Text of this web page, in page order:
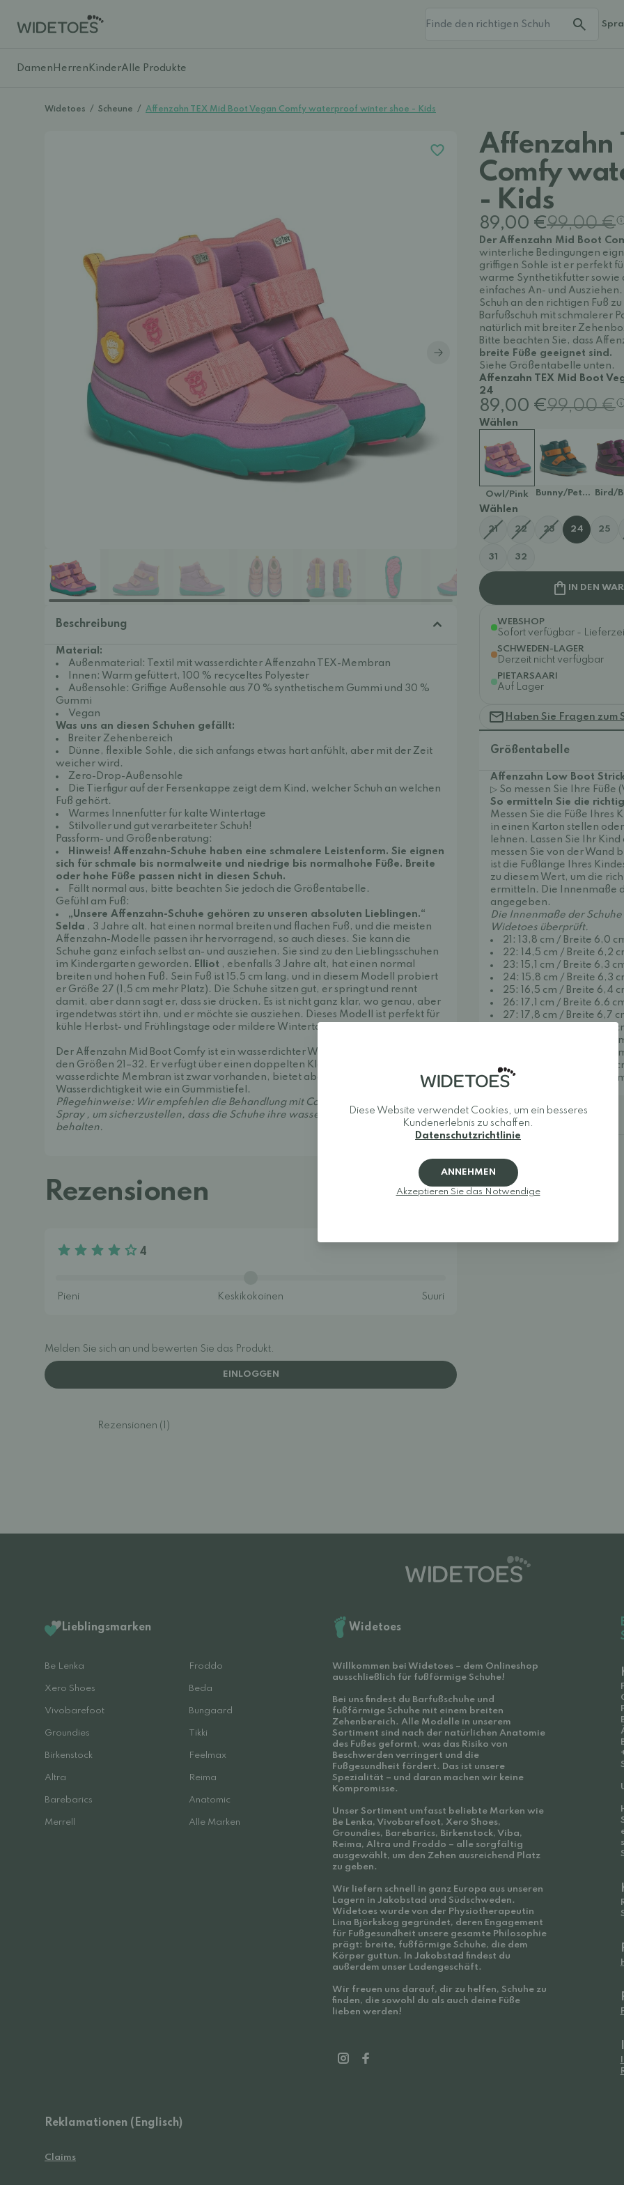
Damen Herren KinderAlle Produkte
Widetoes / Scheune / Affenzahn TEX Mid Boot Vegan Comfy waterproof winter shoe - Kids
Beschreibung
Material:
Außenmaterial: Textil mit wasserdichter Affenzahn TEX-Membran
Innen: Warm gefüttert, 100 % recyceltes Polyester
Außensohle: Griffige Außensohle aus 70 % synthetischem Gummi und 30 %
Gummi
Vegan
Was uns an diesen Schuhen gefällt:
Breiter Zehenbereich
Dünne, flexible Sohle, die sich anfangs etwas hart anfühlt, aber mit der Zeit
weicher wird.
Zero-Drop-Außensohle
Die Tierfigur auf der Fersenkappe zeigt dem Kind, welcher Schuh an welchen
Fuß gehört.
Warmes Innenfutter für kalte Wintertage
Stilvoller und gut verarbeiteter Schuh!
Passform- und Größenberatung:
Hinweis! Affenzahn-Schuhe haben eine schmalere Leistenform. Sie eignen
sich für schmale bis normalweite und niedrige bis normalhohe Füße. Breite
oder hohe Füße passen nicht in diesen Schuh.
Fällt normal aus, bitte beachten Sie jedoch die Größentabelle.
Gefühl am Fuß:
„Unsere Affenzahn-Schuhe gehören zu unseren absoluten Lieblingen.“
Selda , 3 Jahre alt, hat einen normal breiten und flachen Fuß, und die meisten
Affenzahn-Modelle passen ihr hervorragend, so auch dieses. Sie kann die
Schuhe ganz einfach selbst an- und ausziehen. Sie sind zu den Lieblingsschuhen
im Kindergarten geworden. Elliot , ebenfalls 3 Jahre alt, hat einen normal
breiten und hohen Fuß. Sein Fuß ist 15,5 cm lang, und in diesem Modell probiert
er Größe 27 (1,5 cm mehr Platz). Die Schuhe sitzen gut, er springt und rennt
damit, aber dann sagt er, dass sie drücken. Es ist nicht ganz klar, wo genau, aber
irgendetwas stört ihn, und er möchte sie ausziehen. Dieses Modell ist perfekt für
kühle Herbst- und Frühlingstage oder mildere Wintertage.
Der Affenzahn Mid Boot Comfy ist ein wasserdichter Winterschuh für Kinder in
den Größen 21–32. Er verfügt über einen doppelten Klettverschluss vorne. Die
wasserdichte Membran ist zwar vorhanden, bietet aber nicht die gleiche
Wasserdichtigkeit wie ein Gummistiefel.
Pflegehinweise: Wir empfehlen die Behandlung mit Collonil Protect & Care
Spray, um sicherzustellen, dass die Schuhe ihre wasserdichte Membran
behalten.
Rezensionen
4
Melden Sie sich an und bewerten Sie das Produkt.
EINLOGGEN
Rezensionen (1)
Affenzahn
Comfy
- Kids
89,00 €99,00 €
Der Affenzahn Mid Boot
winterliche Bedingungen
griffigen Sohle ist er perfekt
warme Synthetikfutter sowie
einfaches An- und
Schuh an den richtigen Fuß
Barfußschuh mit schmalerer
natürlich mit breiter
Bitte beachten Sie, dass
breite Füße geeignet sind.
Siehe Größentabelle unten.
Affenzahn TEX Mid Boot
24
89,00 €99,00 €
Wählen
Owl/Pink Bunny/Petrol Bird/
Wählen
21 22 23 24 25
31 32
IN DEN
WEBSHOP
Sofort verfügbar -
SCHWEDEN-LAGER
Derzeit nicht verfügbar
PIETARSAARI
Auf Lager
Haben Sie Fragen zum
Größentabelle
Affenzahn Low Boot
▷ So messen Sie Ihre Füße
So ermitteln Sie die
Messen Sie die Füße Ihres
in einen Karton stellen
lehnen. Lassen Sie Ihr
messen Sie von der Wand
ist die Fußlänge Ihres
zu diesem Wert, um die
ermitteln. Die Innenmaße
angegeben.
Die Innenmaße der
Widetoes überprüft.
21: 13,8 cm / Breite 6,0
22: 14,5 cm / Breite 6,2
23: 15,1 cm / Breite 6,3
24: 15,8 cm / Breite 6,3
25: 16,5 cm / Breite 6,4
26: 17,1 cm / Breite 6,6
27: 17,8 cm / Breite 6,7
28: 18,5 cm / Breite 6,9
29: 19,1 cm / Breite 7,0
30: 19,8 cm / Breite 7,1
31: 20,5 cm / Breite 7,3
32: 21,1 cm / Breite 7,5
Bestellhinweise
Lieblingsmarken
Be Lenka Froddo
Xero Shoes Beda
Vivobarefoot Bungaard
Groundies Tikki
Birkenstock Feelmax
Altra Reima
Barebarics Anatomic
Merrell Alle Marken
Widetoes
Willkommen bei Widetoes – dem Onlineshop
ausschließlich für fußförmige Schuhe!
Bei uns findest du Barfußschuhe und
fußförmige Schuhe mit einem breiten
Zehenbereich. Alle Modelle in unserem
Sortiment sind nach der natürlichen Anatomie
des Fußes geformt, was das Risiko von
Beschwerden verringert und die
Fußgesundheit fördert. Das ist unsere
Spezialität – und daran machen wir keine
Kompromisse.
Unser Sortiment umfasst beliebte Marken wie
Be Lenka, Vivobarefoot, Xero Shoes,
Groundies, Barebarics, Birkenstock, Viba,
Reima, Altra und Froddo – alle sorgfältig
ausgewählt, um den Zehen ausreichend Platz
zu geben.
Wir liefern schnell in ganz Europa aus unseren
Lagern in Jakobstad und Südschweden.
Widetoes wurde von der Physiotherapeutin
Lina Björkskog gegründet, deren Engagement
für Fußgesundheit unsere gesamte Philosophie
prägt: breite, fußförmige Schuhe, die dem
Körper guttun. In Jakobstad findest du
außerdem unser Ladengeschäft.
Wir freuen uns darauf, dir zu helfen, Schuhe zu
finden, die sowohl du als auch deine Füße
lieben werden!
Reklamationen (Englisch)
Claims
Diese Website verwendet Cookies, um ein besseres
Kundenerlebnis zu schaffen.
Datenschutzrichtlinie
ANNEHMEN
Akzeptieren Sie das Notwendige